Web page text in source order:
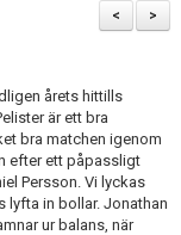
>
<
årets hittills
är ett bra
bra matchen igenom
efter ett påpassligt
Persson. Vi lyckas
lyfta in bollar. Jonathan
ur balans, när